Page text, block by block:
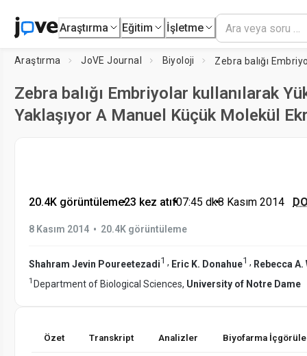
Araştırma Eğitim İşletme
Araştırma JoVE Journal Biyoloji
Zebra balığı Embriyolar kullanılarak
Yaklaşıyor A Manuel Küçük Molekül
20.4K görüntüleme•23 kez atıf•07:45 dk•8 Kasım 2014
8 Kasım 2014 • 20.4K görüntüleme
Shahram Jevin Poureetezadi1 , Eric K. Donahue1 , Rebecca
1 Department of Biological Sciences, University of Notre Dame
Özet Transkript Analizler Biyofarma